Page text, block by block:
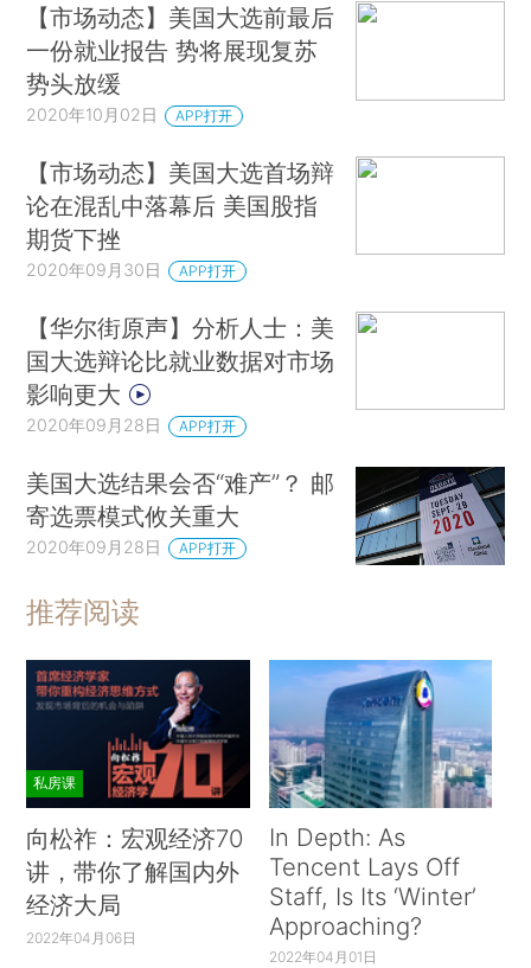
【市场动态】美国大选前最后
一份就业报告 势将展现复苏
势头放缓
2020年10月02日 APP打开
【市场动态】美国大选首场辩
论在混乱中落幕后 美国股指
期货下挫
2020年09月30日 APP打开
【华尔街原声】分析人士：美
国大选辩论比就业数据对市场
影响更大
2020年09月28日 APP打开
美国大选结果会否“难产”？ 邮
寄选票模式攸关重大
2020年09月28日 APP打开
推荐阅读
私房课
向松祚：宏观经济70
讲，带你了解国内外
经济大局
2022年04月06日
In Depth: As
Tencent Lays Off
Staff, Is Its ‘Winter’
Approaching?
2022年04月01日